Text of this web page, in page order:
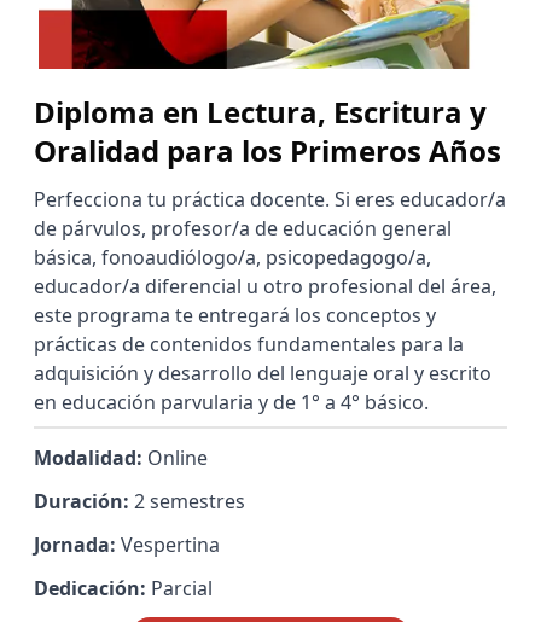
Diploma en Lectura, Escritura y
Oralidad para los Primeros Años
Perfecciona tu práctica docente. Si eres educador/a
de párvulos, profesor/a de educación general
básica, fonoaudiólogo/a, psicopedagogo/a,
educador/a diferencial u otro profesional del área,
este programa te entregará los conceptos y
prácticas de contenidos fundamentales para la
adquisición y desarrollo del lenguaje oral y escrito
en educación parvularia y de 1° a 4° básico.
Modalidad: Online
Duración: 2 semestres
Jornada: Vespertina
Dedicación: Parcial